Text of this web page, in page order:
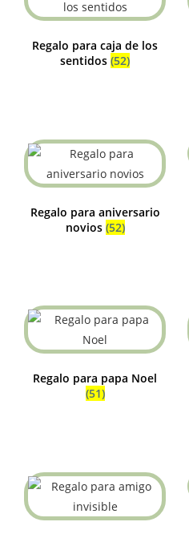
Regalo para caja de los
sentidos (52)
Regalo para aniversario
novios (52)
Regalo para papa Noel
(51)